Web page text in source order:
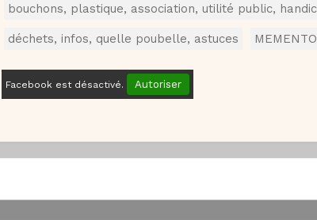
bouchons, plastique, association, utilité public,
déchets, infos, quelle poubelle, astuces MEMENTO
Facebook est désactivé. Autoriser